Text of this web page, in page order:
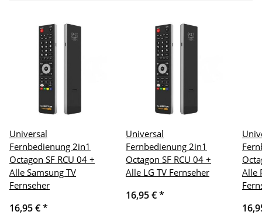
Universal
Fernbedienung 2in1
Octagon SF RCU 04 +
Alle Samsung TV
Fernseher
16,95 €*
Universal
Fernbedienung 2in1
Octagon SF RCU 04 +
Alle LG TV Fernseher
16,95 €*
Alle